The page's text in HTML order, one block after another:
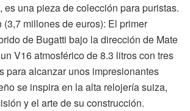
es una pieza de colección para puristas.
(3,7 millones de euros): El primer
de Bugatti bajo la dirección de Mate
V16 atmosférico de 8.3 litros con tres
para alcanzar unos impresionantes
se inspira en la alta relojería suiza,
y el arte de su construcción.